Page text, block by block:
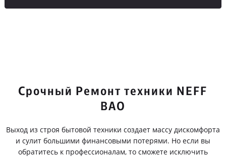
Срочный Ремонт техники NEFF
ВАО
Выход из строя бытовой техники создает массу дискомфорта
и сулит большими финансовыми потерями. Но если вы
обратитесь к профессионалам, то сможете исключить